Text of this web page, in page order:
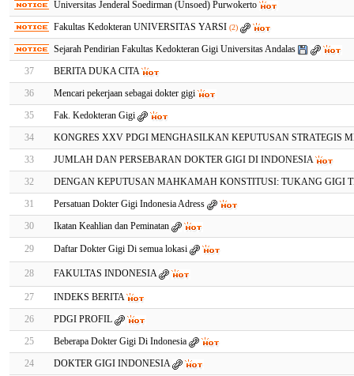
Universitas Jenderal Soedirman (Unsoed) Purwokerto
Fakultas Kedokteran UNIVERSITAS YARSI (2)
Sejarah Pendirian Fakultas Kedokteran Gigi Universitas Andalas
37
BERITA DUKA CITA
36
Mencari pekerjaan sebagai dokter gigi
35
Fak. Kedokteran Gigi
34
KONGRES XXV PDGI MENGHASILKAN KEPUTUSAN STRATEGIS
33
JUMLAH DAN PERSEBARAN DOKTER GIGI DI INDONESIA
32
DENGAN KEPUTUSAN MAHKAMAH KONSTITUSI: TUKANG
31
Persatuan Dokter Gigi Indonesia Adress
30
Ikatan Keahlian dan Peminatan
29 Daftar Dokter Gigi Di semua lokasi
28 FAKULTAS INDONESIA
27
INDEKS BERITA
26
PDGI PROFIL
25
Beberapa Dokter Gigi Di Indonesia
24
DOKTER GIGI INDONESIA